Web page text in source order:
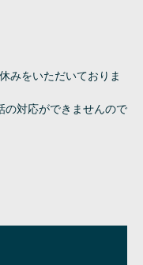
みをいただいておりま
の対応ができませんので